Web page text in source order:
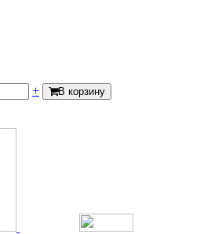
+ В корзину